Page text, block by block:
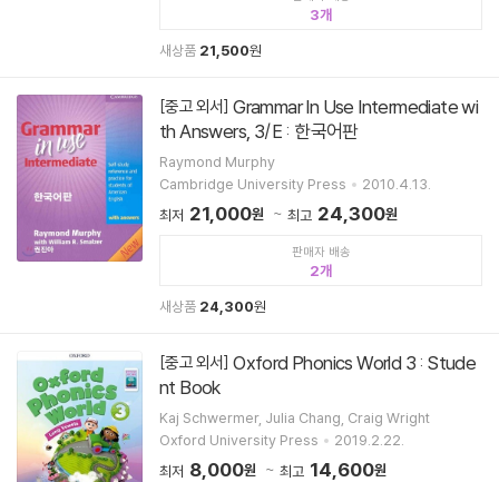
3
새상품 21,500원
[중고 외서] Grammar In Use Intermediate wi
th Answers, 3/E : 한국어판
Raymond Murphy
Cambridge University Press
2010.4.13.
최저 21,000원 최고 24,300원
판매자 배송
2
새상품 24,300원
[중고 외서] Oxford Phonics World 3 : Stude
nt Book
Kaj Schwermer, Julia Chang, Craig Wright
Oxford University Press
2019.2.22.
최저 8,000원 최고 14,600원